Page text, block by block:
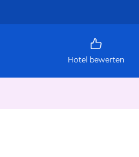
Hotel bewerten